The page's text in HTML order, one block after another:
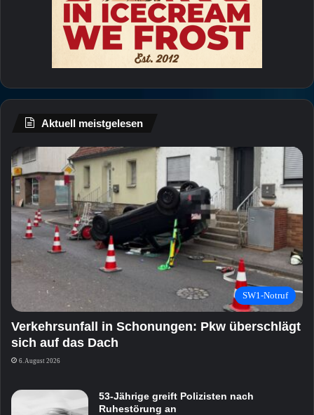
Aktuell meistgelesen
SW1-Notruf
Verkehrsunfall in Schonungen: Pkw überschlägt
sich auf das Dach
6. August 2026
53-Jährige greift Polizisten nach
Ruhestörung an